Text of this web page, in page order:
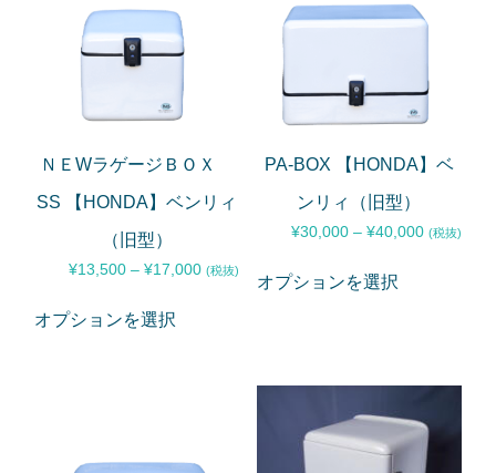
ＮＥWラゲージＢＯＸ
SS 【HONDA】ベンリィ
（旧型）
¥13,500 –¥17,000 (税抜)
オプションを選択
PA-BOX 【HONDA】ベ
ンリィ（旧型）
¥30,000 – ¥40,000 (税抜)
オプションを選択